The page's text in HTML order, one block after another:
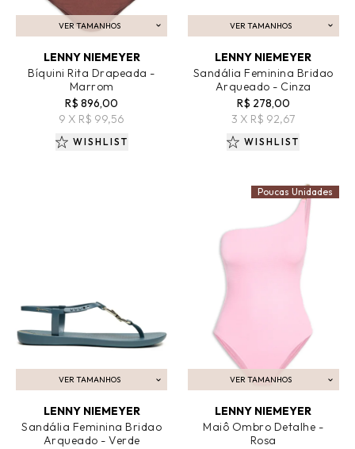
VER TAMANHOS
ADICIONAR AO CARRINHO
LENNY NIEMEYER
Bíquini Rita Drapeada -
Marrom
R$ 896,00
9 X R$ 99,56
WISHLIST
VER TAMANHOS
ADICIONAR AO CARRINHO
LENNY NIEMEYER
Sandália Feminina Bridao
Arqueado - Cinza
R$ 278,00
3 X R$ 92,67
WISHLIST
VER TAMANHOS
ADICIONAR AO CARRINHO
LENNY NIEMEYER
Sandália Feminina Bridao
Arqueado - Verde
VER TAMANHOS
ADICIONAR AO CARRINHO
LENNY NIEMEYER
Maiô Ombro Detalhe -
Rosa
Poucas Unidades